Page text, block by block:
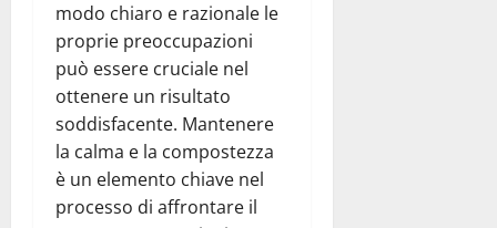
modo chiaro e razionale le
proprie preoccupazioni
può essere cruciale nel
ottenere un risultato
soddisfacente. Mantenere
la calma e la compostezza
è un elemento chiave nel
processo di affrontare il